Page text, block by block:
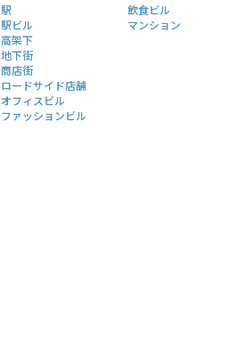
駅
駅ビル
高架下
地下街
商店街
ロードサイド店舗
オフィスビル
ファッションビル
飲食ビル
マンション